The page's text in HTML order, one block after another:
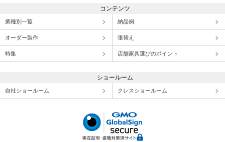
コンテンツ
業種別一覧 納品例
オーダー製作 張替え
特集 店舗家具選びのポイント
ショールーム
自社ショールーム クレスショールーム